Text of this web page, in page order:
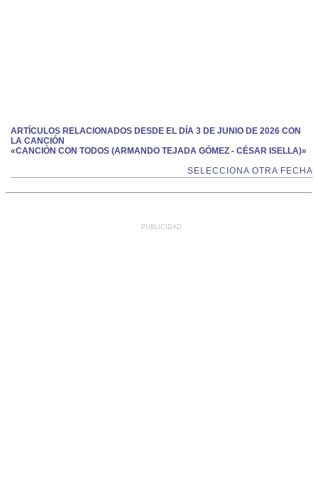
ARTÍCULOS RELACIONADOS DESDE EL DÍA 3 DE JUNIO DE 2026 CON
LA CANCIÓN
«CANCIÓN CON TODOS (ARMANDO TEJADA GÓMEZ - CÉSAR ISELLA)»
SELECCIONA OTRA FECHA
PUBLICIDAD